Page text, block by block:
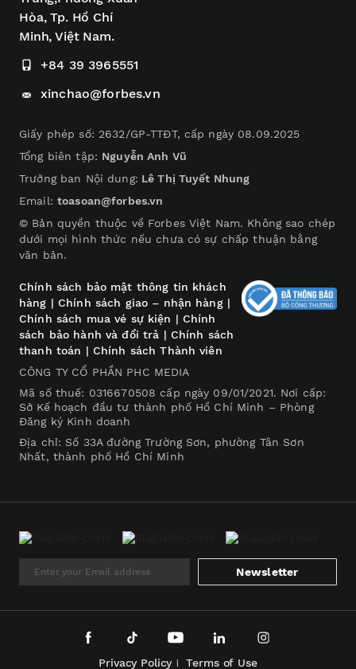
Hòa,Tp. Hồ Chí
Minh, Việt Nam.
+84 39 3965551
xinchao@forbes.vn
Giấy phép số: 2632/GP-TTĐT, cấp ngày 08.09.2025
Tổng biên tập: Nguyễn Anh Vũ
Trưởng ban Nội dung: Lê Thị Tuyết Nhung
Email: toasoan@forbes.vn
© Bản quyền thuộc về Forbes Việt Nam. Không sao chép
dưới mọi hình thức nếu chưa có sự chấp thuận bằng
văn bản.
Chính sách bảo mật thông tin khách
hàng | Chính sách giao – nhận hàng|
Chính sách mua vé sự kiện | Chính
sách bảo hành và đổi trả | Chính sách
thanh toán | Chính sách Thành viên
CÔNG TY CỔ PHẦN PHC MEDIA
Mã số thuế: 0316670508 cấp ngày 09/01/2021. Nơi cấp:
Sở Kế hoạch đầu tư thành phố Hồ Chí Minh – Phòng
Đăng ký Kinh doanh
Địa chỉ: Số 33A đường Trường Sơn, phường Tân Sơn
Nhất, thành phố Hồ Chí Minh
Newsletter
Privacy Policy Terms of Use